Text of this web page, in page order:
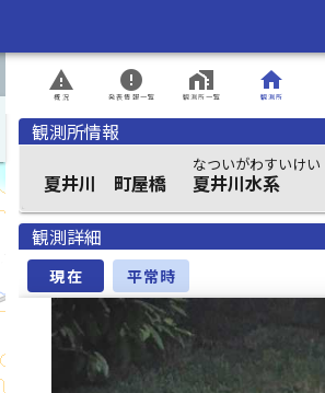
概況
report_problem
発表情報一覧
error
観測所一覧
home_work
観測所
home
観測所情報
夏井川 町屋橋
なついがわすいけい
夏井川水系
観測詳細
現在 平常時